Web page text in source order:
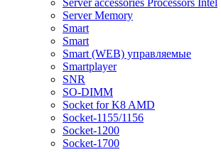
Server Memory
Smart
Smart
Smart (WEB) управляемые
Smartplayer
SNR
SO-DIMM
Socket for K8 AMD
Socket-1155/1156
Socket-1200
Socket-1700